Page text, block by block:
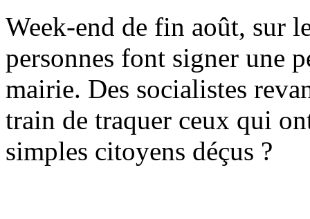
Week-end de fin août, sur
personnes font signer une
mairie. Des socialistes
train de traquer ceux qui
simples citoyens déçus ?